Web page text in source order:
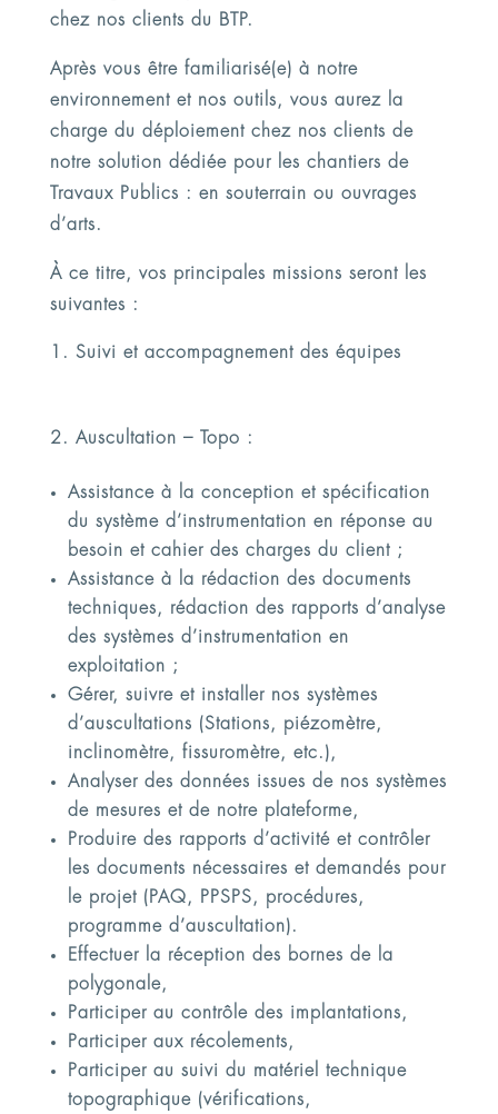
chez nos clients du BTP.
Après vous être familiarisé(e) à notre
environnement et nos outils, vous aurez la
charge du déploiement chez nos clients de
notre solution dédiée pour les chantiers de
Travaux Publics : en souterrain ou ouvrages
d’arts.
À ce titre, vos principales missions seront les
suivantes :
Suivi et accompagnement des équipes
Auscultation – Topo :
Assistance à la conception et spécification
du système d’instrumentation en réponse au
besoin et cahier des charges du client ;
Assistance à la rédaction des documents
techniques, rédaction des rapports d’analyse
des systèmes d’instrumentation en
exploitation ;
Gérer, suivre et installer nos systèmes
d’auscultations (Stations, piézomètre,
inclinomètre, fissuromètre, etc.),
Analyser des données issues de nos systèmes
de mesures et de notre plateforme,
Produire des rapports d’activité et contrôler
les documents nécessaires et demandés pour
le projet (PAQ, PPSPS, procédures,
programme d’auscultation).
Effectuer la réception des bornes de la
polygonale,
Participer au contrôle des implantations,
Participer aux récolements,
Participer au suivi du matériel technique
topographique (vérifications,